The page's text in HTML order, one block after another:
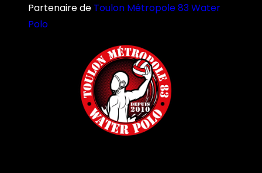
Partenaire de Toulon Métropole 83 Water
Polo